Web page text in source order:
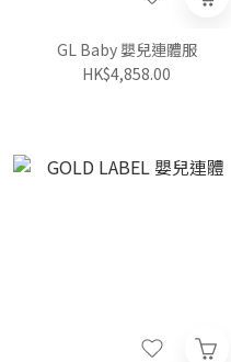
GL Baby 嬰兒連體服
HK$4,858.00